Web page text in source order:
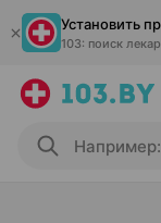
Установить
103: поиск